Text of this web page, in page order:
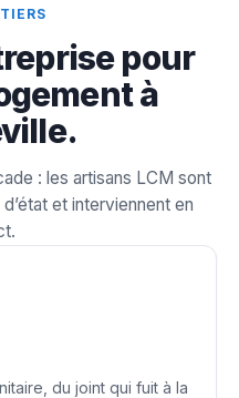
pour
à
: les artisans LCM sont
et interviennent en
du joint qui fuit à la